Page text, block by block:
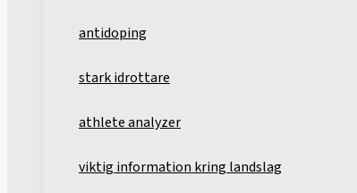
antidoping
stark idrottare
athlete analyzer
viktig information kring landslag